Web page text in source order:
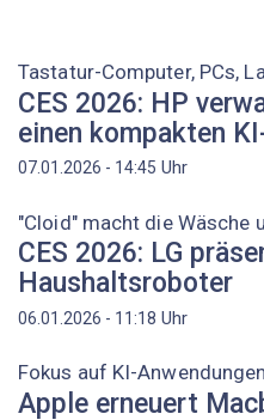
Tastatur-Computer, PCs,
CES 2026: HP
einen kompakten
07.01.2026 - 14:45 Uhr
"Cloid" macht die Wäsche
CES 2026: LG
Haushaltsroboter
06.01.2026 - 11:18 Uhr
Fokus auf KI-Anwendungen
Apple erneuert